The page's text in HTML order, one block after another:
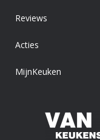
Reviews
Acties
MijnKeuken